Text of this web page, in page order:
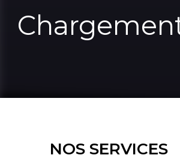
NOS SERVICES